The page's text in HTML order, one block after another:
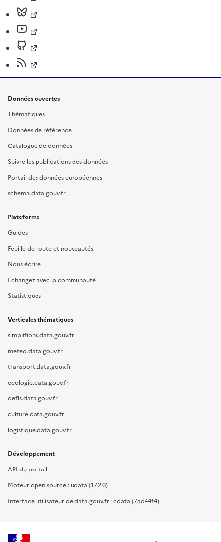
Données ouvertes
Thématiques
Données de référence
Catalogue de données
Suivre les publications des données
Portail des données européennes
schema.data.gouv.fr
Plateforme
Guides
Feuille de route et nouveautés
Nous écrire
Échangez avec la communauté
Statistiques
Verticales thématiques
simplifions.data.gouv.fr
meteo.data.gouv.fr
transport.data.gouv.fr
ecologie.data.gouv.fr
defis.data.gouv.fr
culture.data.gouv.fr
logistique.data.gouv.fr
Développement
API du portail
Moteur open source : udata (17.2.0)
Interface utilisateur de data.gouv.fr : cdata (7ad44f4)